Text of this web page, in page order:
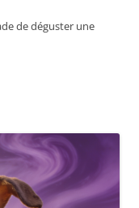
de déguster une